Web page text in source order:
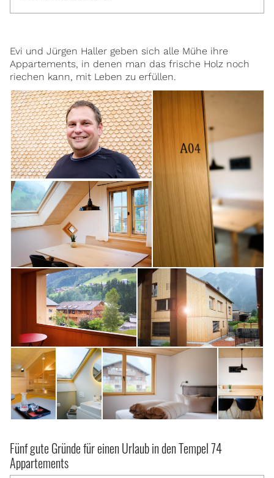
Evi und Jürgen Haller geben sich alle Mühe ihre
Appartements, in denen man das frische Holz noch
riechen kann, mit Leben zu erfüllen.
Fünf gute Gründe für einen Urlaub in den Tempel 74
Appartements